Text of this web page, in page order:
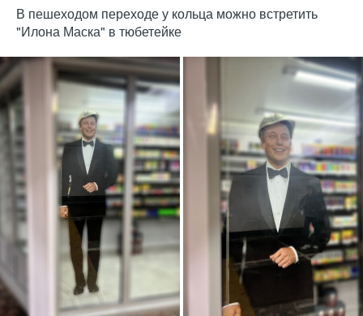
В пешеходом переходе у кольца можно встретить
"Илона Маска" в тюбетейке